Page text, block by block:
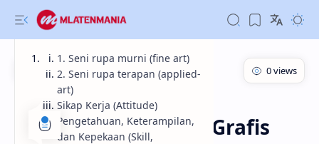
Beranda Informasi
Pengenalan Desain Grafis
1. Seni rupa murni (fine art)
2. Seni rupa terapan (applied-
art)
Sikap Kerja (Attitude)
Pengetahuan, Keterampilan,
dan Kepekaan (Skill,